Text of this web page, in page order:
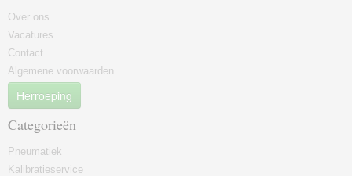
Over ons
Vacatures
Contact
Algemene voorwaarden
Herroeping
Categorieën
Pneumatiek
Kalibratieservice